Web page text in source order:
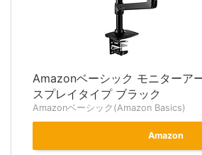
Amazonベーシック モニターア
スプレイタイプ ブラック
Amazonベーシック(Amazon Basics)
Amazon